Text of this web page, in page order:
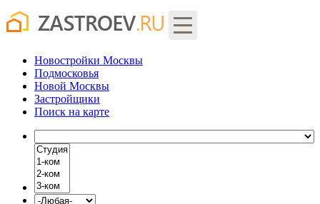
Новостройки Москвы
Подмосковья
Новой Москвы
Застройщики
Поиск на карте